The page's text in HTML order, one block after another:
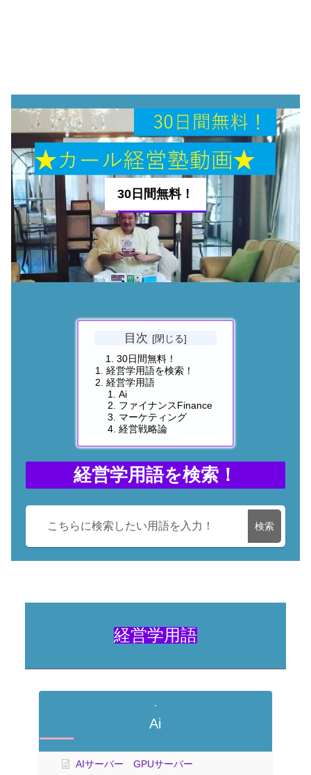
30日間無料！
目次
30日間無料！
経営学用語を検索！
経営学用語
Ai
ファイナンスFinance
マーケティング
経営戦略論
経営学用語を検索！
検索
経営学用語
Ai
AIサーバー GPUサーバー